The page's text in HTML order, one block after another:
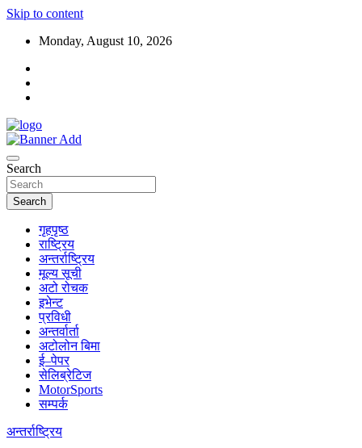
Skip to content
Monday, August 10, 2026
Search
Search
गृहपृष्ठ
राष्ट्रिय
अन्तर्राष्ट्रिय
मूल्य सूची
अटो रोचक
इभेन्ट
प्रविधी
अन्तर्वार्ता
अटोलोन बिमा
ई–पेपर
सेलिब्रेटिज
MotorSports
सम्पर्क
अन्तर्राष्ट्रिय